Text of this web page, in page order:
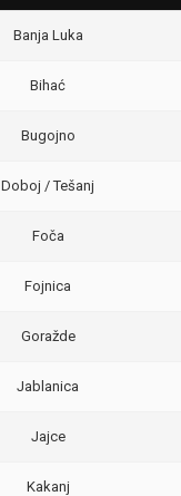
Banja Luka
Bihać
Bugojno
Doboj / Tešanj
Foča
Fojnica
Goražde
Jablanica
Jajce
Kakanj